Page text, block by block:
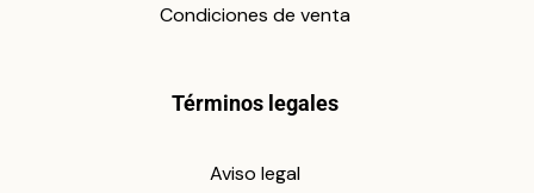
Condiciones de venta
Términos legales
Aviso legal